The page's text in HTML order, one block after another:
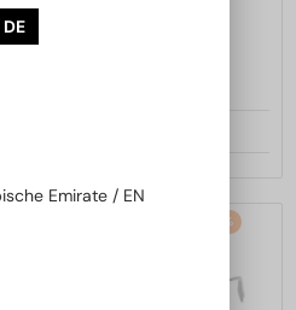
-25%
Emirate / EN